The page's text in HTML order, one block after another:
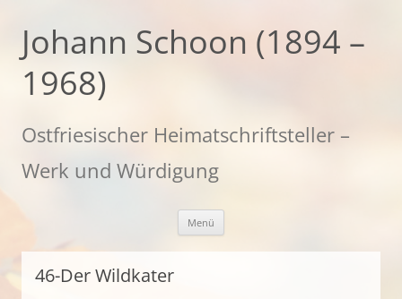
springen
Johann Schoon (1894 –
1968)
Ostfriesischer Heimatschriftsteller –
Werk und Würdigung
Menü
46-Der Wildkater